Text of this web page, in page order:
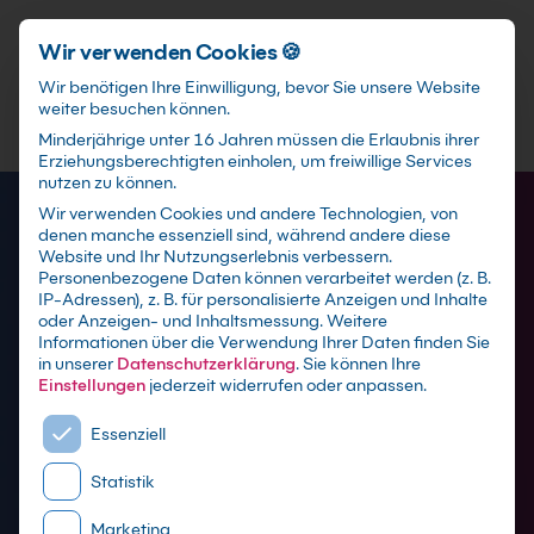
Schnellzugriff
KI Schulungen - Produktion
und Industrie
Wir verwenden Cookies 🍪
Wir benötigen Ihre Einwilligung, bevor Sie unsere Website
weiter besuchen können.
Minderjährige unter 16 Jahren müssen die Erlaubnis ihrer
Erziehungsberechtigten einholen, um freiwillige Services
nutzen zu können.
Wir verwenden Cookies und andere Technologien, von
denen manche essenziell sind, während andere diese
Website und Ihr Nutzungserlebnis verbessern.
Personenbezogene Daten können verarbeitet werden (z. B.
IP-Adressen), z. B. für personalisierte Anzeigen und Inhalte
oder Anzeigen- und Inhaltsmessung.Weitere
Informationen über die Verwendung Ihrer Daten finden Sie
in unserer Datenschutzerklärung.Sie können Ihre
Einstellungen jederzeit widerrufen oder anpassen.
Es folgt eine Liste der Service-Gruppen, für die eine
Essenziell
Statistik
Marketing